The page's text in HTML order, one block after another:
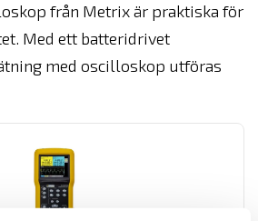
från Metrix är praktiska för
Med ett batteridrivet
med oscilloskop utföras